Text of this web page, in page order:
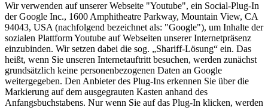
Wir verwenden auf unserer Webseite "Youtube", ein Social-Plug-In
der Google Inc., 1600 Amphitheatre Parkway, Mountain View, CA
94043, USA (nachfolgend bezeichnet als: "Google"), um Inhalte der
sozialen Plattform Youtube auf Webseiten unserer Internetpräsenz
einzubinden. Wir setzen dabei die sog. „Shariff-Lösung“ ein. Das
heißt, wenn Sie unseren Internetauftritt besuchen, werden zunächst
grundsätzlich keine personenbezogenen Daten an Google
weitergegeben. Den Anbieter des Plug-Ins erkennen Sie über die
Markierung auf dem ausgegrauten Kasten anhand des
Anfangsbuchstabens. Nur wenn Sie auf das Plug-In klicken, werden